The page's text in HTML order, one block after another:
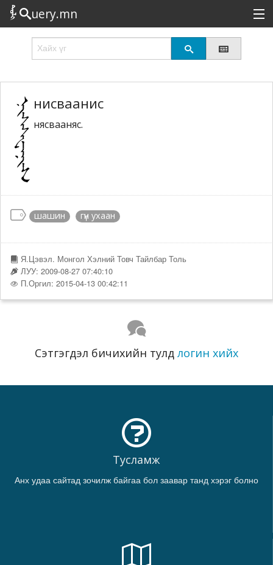
uery.mn
Сонирхолтой
Эрэлттэй
Төрөл
Татах
Логин
нисваанис
нясвааняс.
шашин гүн ухаан
Я.Цэвэл. Монгол Хэлний Товч Тайлбар Толь
ЛУУ: 2009-08-27 07:40:10
П.Оргил: 2015-04-13 00:42:11
Сэтгэгдэл бичихийн тулд логин хийх
Тусламж
Анх удаа сайтад зочилж байгаа бол заавар танд хэрэг болно